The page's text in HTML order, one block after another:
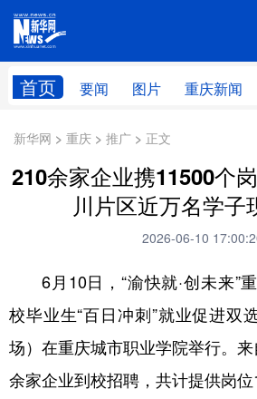
首页 要闻 图片 重庆新闻
网站地图
新华网 > 重庆 > 推广 > 正文
210余家企业携11500个
川片区近万名学子
2026-06-10
6月10日，“渝快就·创未来”
校毕业生“百日冲刺”就业促进双
场）在重庆城市职业学院举行。
余家企业到校招聘，共计提供岗